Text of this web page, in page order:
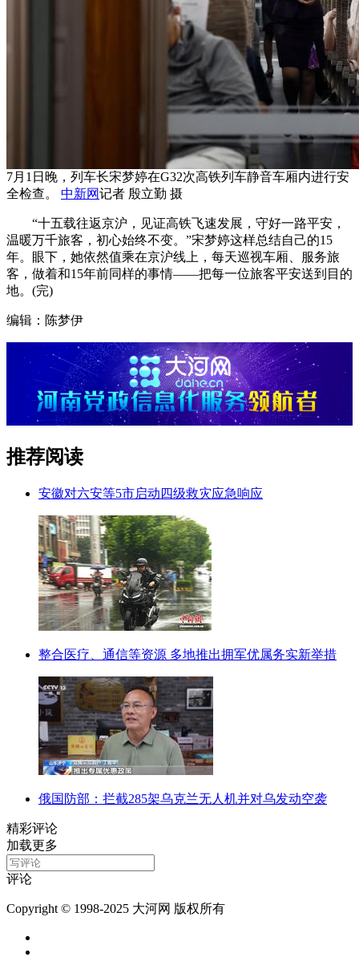
7月1日晚，列车长宋梦婷在G32次高铁列车静音车厢内进行安
全检查。 中新网记者 殷立勤 摄
“十五载往返京沪，见证高铁飞速发展，守好一路平安，
温暖万千旅客，初心始终不变。”宋梦婷这样总结自己的15
年。眼下，她依然值乘在京沪线上，每天巡视车厢、服务旅
客，做着和15年前同样的事情——把每一位旅客平安送到目的
地。(完)
编辑：陈梦伊
推荐阅读
安徽对六安等5市启动四级救灾应急响应
整合医疗、通信等资源 多地推出拥军优属务实新举措
俄国防部：拦截285架乌克兰无人机并对乌发动空袭
精彩评论
加载更多
评论
Copyright © 1998-2025 大河网 版权所有